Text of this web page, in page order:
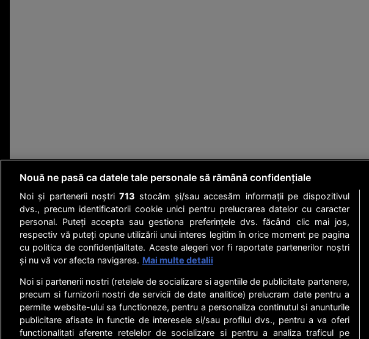
Nouă ne pasă ca datele tale personale să rămână confidențiale
Noi și partenerii noștri713 stocăm și/sau accesăm informații pe dispozitivul
dvs., precum identificatorii cookie unici pentru prelucrarea datelor cu caracter
personal. Puteți accepta sau gestiona preferințele dvs. făcând clic mai jos,
respectiv vă puteți opune utilizării unui interes legitim în orice moment pe pagina
cu politica de confidențialitate. Aceste alegeri vor fi raportate partenerilor noștri
și nu vă vor afecta navigarea. Mai multe detalii
Noi si partenerii nostri (retelele de socializare si agentiile de publicitate partenere,
precum si furnizorii nostri de servicii de date analitice) prelucram date pentru a
permite website-ului sa functioneze, pentru a personaliza continutul si anunturile
publicitare afisate in functie de interesele si/sau profilul dvs., pentru a va oferi
functionalitati aferente retelelor de socializare si pentru a analiza traficul pe